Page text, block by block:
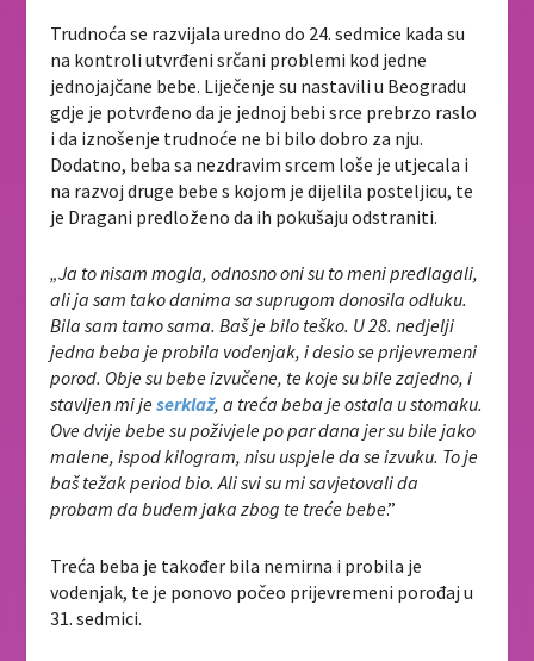
Trudnoća se razvijala uredno do 24. sedmice kada su
na kontroli utvrđeni srčani problemi kod jedne
jednojajčane bebe. Liječenje su nastavili u Beogradu
gdje je potvrđeno da je jednoj bebi srce prebrzo raslo
i da iznošenje trudnoće ne bi bilo dobro za nju.
Dodatno, beba sa nezdravim srcem loše je utjecala i
na razvoj druge bebe s kojom je dijelila posteljicu, te
je Dragani predloženo da ih pokušaju odstraniti.
„Ja to nisam mogla, odnosno oni su to meni predlagali,
ali ja sam tako danima sa suprugom donosila odluku.
Bila sam tamo sama. Baš je bilo teško. U 28. nedjelji
jedna beba je probila vodenjak, i desio se prijevremeni
porod. Obje su bebe izvučene, te koje su bile zajedno, i
stavljen mi jeserklaž, a treća beba je ostala u stomaku.
Ove dvije bebe su poživjele po par dana jer su bile jako
malene, ispod kilogram, nisu uspjele da se izvuku. To je
baš težak period bio. Ali svi su mi savjetovali da
probam da budem jaka zbog te treće bebe.”
Treća beba je također bila nemirna i probila je
vodenjak, te je ponovo počeo prijevremeni porođaj u
31. sedmici.